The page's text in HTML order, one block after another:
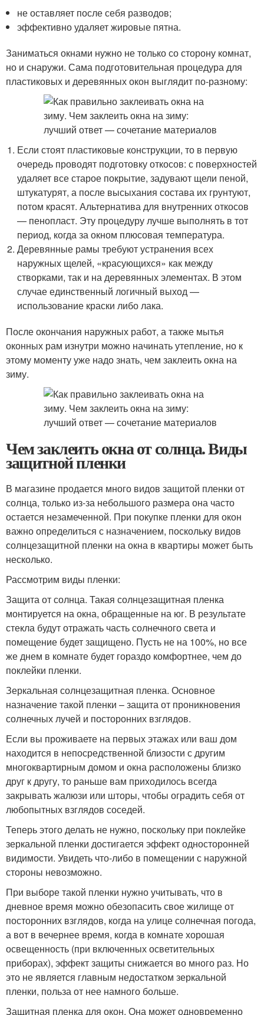
не оставляет после себя разводов;
эффективно удаляет жировые пятна.
Заниматься окнами нужно не только со сторону комнат,
но и снаружи. Сама подготовительная процедура для
пластиковых и деревянных окон выглядит по-разному:
Если стоят пластиковые конструкции, то в первую
очередь проводят подготовку откосов: с поверхностей
удаляет все старое покрытие, задувают щели пеной,
штукатурят, а после высыхания состава их грунтуют,
потом красят. Альтернатива для внутренних откосов
— пенопласт. Эту процедуру лучше выполнять в тот
период, когда за окном плюсовая температура.
Деревянные рамы требуют устранения всех
наружных щелей, «красующихся» как между
створками, так и на деревянных элементах. В этом
случае единственный логичный выход —
использование краски либо лака.
После окончания наружных работ, а также мытья
оконных рам изнутри можно начинать утепление, но к
этому моменту уже надо знать, чем заклеить окна на
зиму.
Чем заклеить окна от солнца. Виды
защитной пленки
В магазине продается много видов защитой пленки от
солнца, только из-за небольшого размера она часто
остается незамеченной. При покупке пленки для окон
важно определиться с назначением, поскольку видов
солнцезащитной пленки на окна в квартиры может быть
несколько.
Рассмотрим виды пленки:
Защита от солнца. Такая солнцезащитная пленка
монтируется на окна, обращенные на юг. В результате
стекла будут отражать часть солнечного света и
помещение будет защищено. Пусть не на 100%, но все
же днем в комнате будет гораздо комфортнее, чем до
поклейки пленки.
Зеркальная солнцезащитная пленка. Основное
назначение такой пленки – защита от проникновения
солнечных лучей и посторонних взглядов.
Если вы проживаете на первых этажах или ваш дом
находится в непосредственной близости с другим
многоквартирным домом и окна расположены близко
друг к другу, то раньше вам приходилось всегда
закрывать жалюзи или шторы, чтобы оградить себя от
любопытных взглядов соседей.
Теперь этого делать не нужно, поскольку при поклейке
зеркальной пленки достигается эффект односторонней
видимости. Увидеть что-либо в помещении с наружной
стороны невозможно.
При выборе такой пленки нужно учитывать, что в
дневное время можно обезопасить свое жилище от
посторонних взглядов, когда на улице солнечная погода,
а вот в вечернее время, когда в комнате хорошая
освещенность (при включенных осветительных
приборах), эффект защиты снижается во много раз. Но
это не является главным недостатком зеркальной
пленки, польза от нее намного больше.
Защитная пленка для окон. Она может одновременно